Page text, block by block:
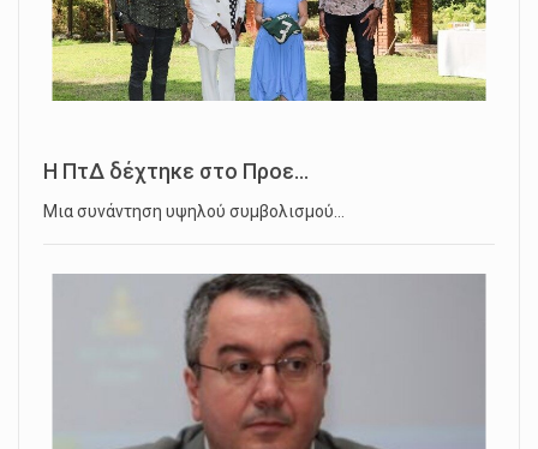
Η ΠτΔ δέχτηκε στο Προε...
Μια συνάντηση υψηλού συμβολισμού…